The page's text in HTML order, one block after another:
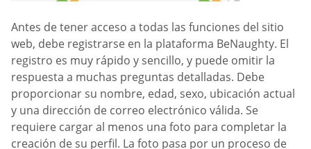
Antes de tener acceso a todas las funciones del sitio
web, debe registrarse en la plataforma BeNaughty. El
registro es muy rápido y sencillo, y puede omitir la
respuesta a muchas preguntas detalladas. Debe
proporcionar su nombre, edad, sexo, ubicación actual
y una dirección de correo electrónico válida. Se
requiere cargar al menos una foto para completar la
creación de su perfil. La foto pasa por un proceso de